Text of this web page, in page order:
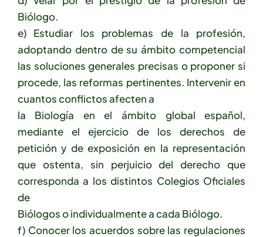
Biólogo.
e) Estudiar los problemas de la profesión,
adoptando dentro de su ámbito competencial
las soluciones generales precisas o proponer si
procede, las reformas pertinentes. Intervenir en
cuantos conflictos afecten a
la Biología en el ámbito global español,
mediante el ejercicio de los derechos de
petición y de exposición en la representación
que ostenta, sin perjuicio del derecho que
corresponda a los distintos Colegios Oficiales
de
Biólogos o individualmente a cada Biólogo.
f) Conocer los acuerdos sobre las regulaciones